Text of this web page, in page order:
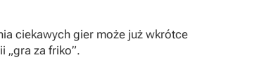
ciekawych gier może już wkrótce
„gra za friko”.